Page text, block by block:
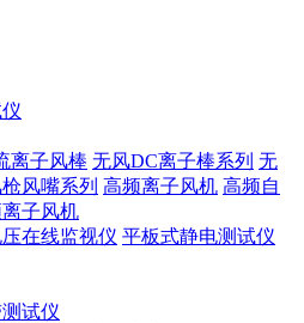
离子风棒 无风DC离子棒系列 无
风嘴系列 高频离子风机 高频自
子风机
在线监视仪 平板式静电测试仪
试仪